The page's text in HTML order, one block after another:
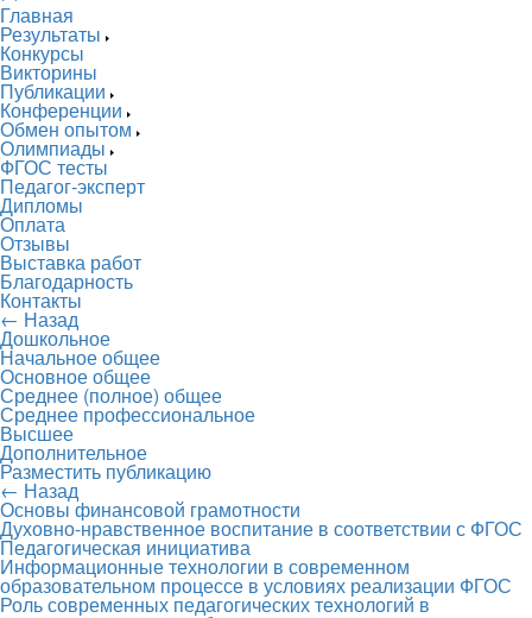
Главная
Результаты
Конкурсы
Викторины
Публикации
Конференции
Обмен опытом
Олимпиады
ФГОС тесты
Педагог-эксперт
Дипломы
Оплата
Отзывы
Выставка работ
Благодарность
Контакты
← Назад
Дошкольное
Начальное общее
Основное общее
Среднее (полное) общее
Среднее профессиональное
Высшее
Дополнительное
Разместить публикацию
← Назад
Основы финансовой грамотности
Духовно-нравственное воспитание в соответствии с ФГОС
Педагогическая инициатива
Информационные технологии в современном
образовательном процессе в условиях реализации ФГОС
Роль современных педагогических технологий в